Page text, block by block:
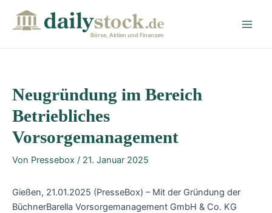
Börse, Aktien und Finanzen
Neugründung im Bereich
Betriebliches
Vorsorgemanagement
Von Pressebox / 21. Januar 2025
Gießen, 21.01.2025 (PresseBox) – Mit der Gründung der
BüchnerBarella Vorsorgemanagement GmbH & Co. KG